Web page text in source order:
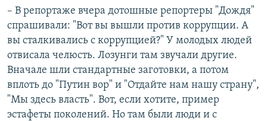
– В репортаже вчера дотошные репортеры "Дождя"
спрашивали: "Вот вы вышли против коррупции. А
вы сталкивались с коррупцией?" У молодых людей
отвисала челюсть. Лозунги там звучали другие.
Вначале шли стандартные заготовки, а потом
вплоть до "Путин вор" и "Отдайте нам нашу страну",
"Мы здесь власть". Вот, если хотите, пример
эстафеты поколений. Но там были люди и с